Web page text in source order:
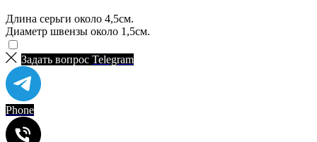
Длина серьги около 4,5см.
Диаметр швензы около 1,5см.
Задать вопрос Telegram
Phone